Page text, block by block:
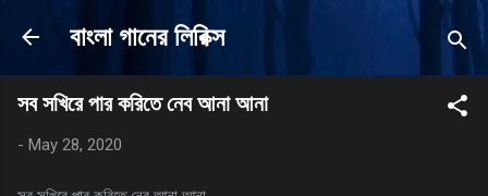
Skip to main content
বাংলা গানের লিরিক্স
সব সখিরে পার করিতে নেব আনা আনা
- May 28, 2020